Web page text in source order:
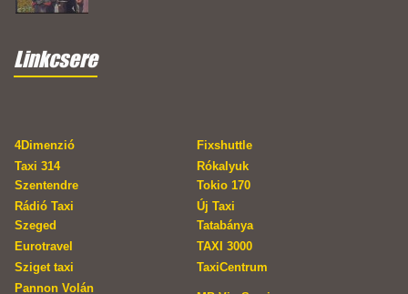
Linkcsere
4Dimenzió
Fixshuttle
Taxi 314
Szentendre
Rókalyuk
Tokio 170
Rádió Taxi
Szeged
Új Taxi
Tatabánya
Eurotravel
TAXI 3000
Sziget taxi
TaxiCentrum
Pannon Volán